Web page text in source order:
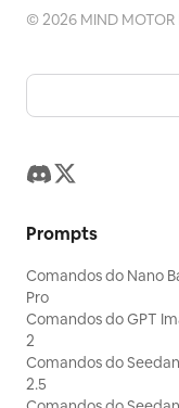
móveis como o
preserva o
©2026 MIND MOTOR
Prompts
Comandos do Nano
Pro
Comandos do GPT
2
Comandos do
2.5